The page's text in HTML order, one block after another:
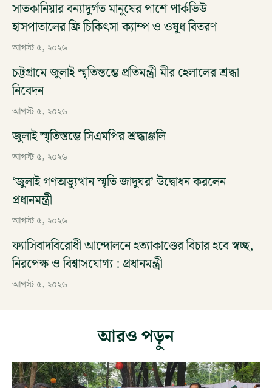
সাতকানিয়ার বন্যাদুর্গত মানুষের পাশে পার্কভিউ
হাসপাতালের ফ্রি চিকিৎসা ক্যাম্প ও ওষুধ বিতরণ
আগস্ট ৫, ২০২৬
চট্টগ্রামে জুলাই স্মৃতিস্তম্ভে প্রতিমন্ত্রী মীর হেলালের শ্রদ্ধা
নিবেদন
আগস্ট ৫, ২০২৬
জুলাই স্মৃতিস্তম্ভে সিএমপির শ্রদ্ধাঞ্জলি
আগস্ট ৫, ২০২৬
‘জুলাই গণঅভ্যুত্থান স্মৃতি জাদুঘর’ উদ্বোধন করলেন
প্রধানমন্ত্রী
আগস্ট ৫, ২০২৬
ফ্যাসিবাদবিরোধী আন্দোলনে হত্যাকাণ্ডের বিচার হবে স্বচ্ছ,
নিরপেক্ষ ও বিশ্বাসযোগ্য : প্রধানমন্ত্রী
আগস্ট ৫, ২০২৬
আরও পড়ুন